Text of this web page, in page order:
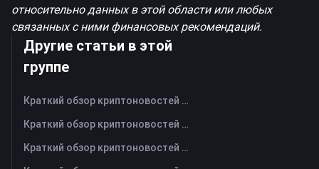
относительно данных в этой области или любых
связанных с ними финансовых рекомендаций.
Другие статьи в этой
группе
Краткий обзор криптоновостей FameEX за сегодня | 6 августа 2026 г
Краткий обзор криптоновостей FameEX за сегодня | 5 августа 2026 г
Краткий обзор криптоновостей FameEX за сегодня | 4 августа 2026 г